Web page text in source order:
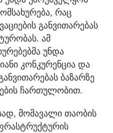
რაც
განვითარებას
ამ
უნდა
კონკურენცია და
ბაზარზე
ჩართულობით.
მომავალი თაობის